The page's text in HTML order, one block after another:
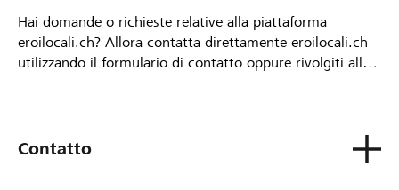
Hai domande o richieste relative alla piattaforma
eroilocali.ch? Allora contatta direttamente eroilocali.ch
utilizzando il formulario di contatto oppure rivolgiti alla
Contatto